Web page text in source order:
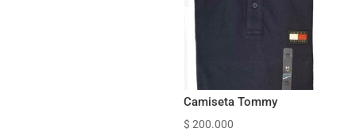
Camiseta Tommy
$ 200.000